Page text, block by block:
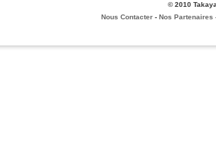
© 2010
Nous Contacter - Nos Partenaires